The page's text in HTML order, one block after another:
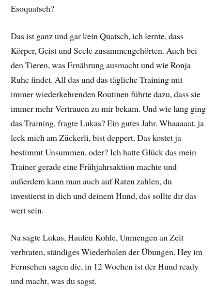
Esoquatsch?
Das ist ganz und gar kein Quatsch, ich lernte, dass
Körper, Geist und Seele zusammengehörten. Auch bei
den Tieren, was Ernährung ausmacht und wie Ronja
Ruhe findet. All das und das tägliche Training mit
immer wiederkehrenden Routinen führte dazu, dass sie
immer mehr Vertrauen zu mir bekam. Und wie lang ging
das Training, fragte Lukas? Ein gutes Jahr. Whaaaaat, ja
leck mich am Zückerli, bist deppert. Das kostet ja
bestimmt Unsummen, oder? Ich hatte Glück das mein
Trainer gerade eine Frühjahrsaktion machte und
außerdem kann man auch auf Raten zahlen, du
investierst in dich und deinem Hund, das sollte dir das
wert sein.
Na sagte Lukas, Haufen Kohle, Unmengen an Zeit
verbraten, ständiges Wiederholen der Übungen. Hey im
Fernsehen sagen die, in 12 Wochen ist der Hund ready
und macht, was du sagst.